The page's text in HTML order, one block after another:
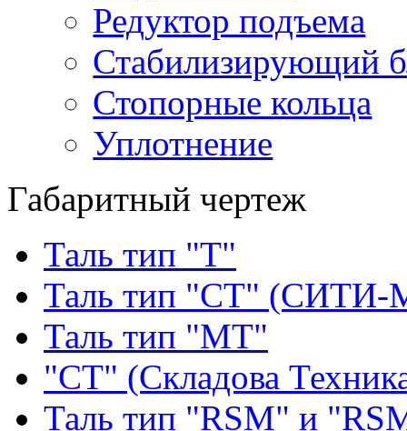
Редуктор подъема
Стабилизирующий
Стопорные кольца
Уплотнение
Габаритный чертеж
Таль тип "Т"
Таль тип "СТ" (СИТИ-
Таль тип "МТ"
"СТ" (Складова
Таль тип "RSМ" и